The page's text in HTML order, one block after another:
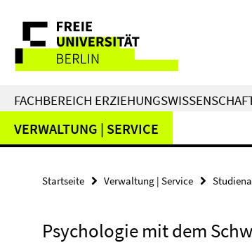
direkt
Inhalt
Service-
Navigation
FACHBEREICH
VERWALTUNG | SERVICE
Startseite Verwaltung | Service
Psychologie mit dem